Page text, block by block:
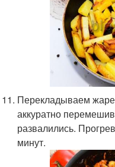
Перекладываем
аккуратно
развалились.
минут.